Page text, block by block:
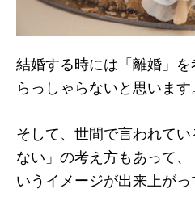
結婚する時には「離婚」
らっしゃらないと思います
そして、世間で言われて
ない」の考え方もあって
いうイメージが出来上がっ